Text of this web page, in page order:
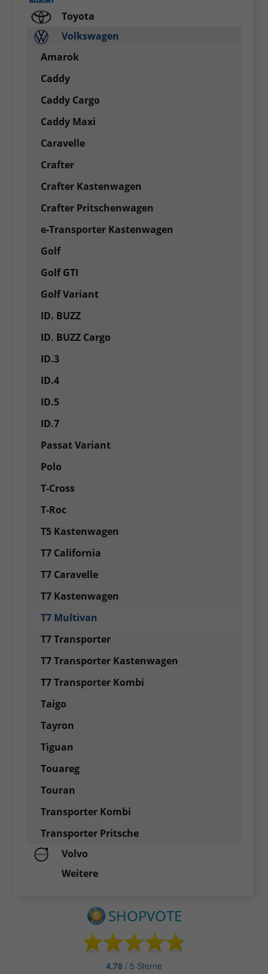
Toyota
Volkswagen
Amarok
Caddy
Caddy Cargo
Caddy Maxi
Caravelle
Crafter
Crafter Kastenwagen
Crafter Pritschenwagen
e-Transporter Kastenwagen
Golf
Golf GTI
Golf Variant
ID. BUZZ
ID. BUZZ Cargo
ID.3
ID.4
ID.5
ID.7
Passat Variant
Polo
T-Cross
T-Roc
T5 Kastenwagen
T7 California
T7 Caravelle
T7 Kastenwagen
T7 Multivan
T7 Transporter
T7 Transporter Kastenwagen
T7 Transporter Kombi
Taigo
Tayron
Tiguan
Touareg
Touran
Transporter Kombi
Transporter Pritsche
Volvo
Weitere